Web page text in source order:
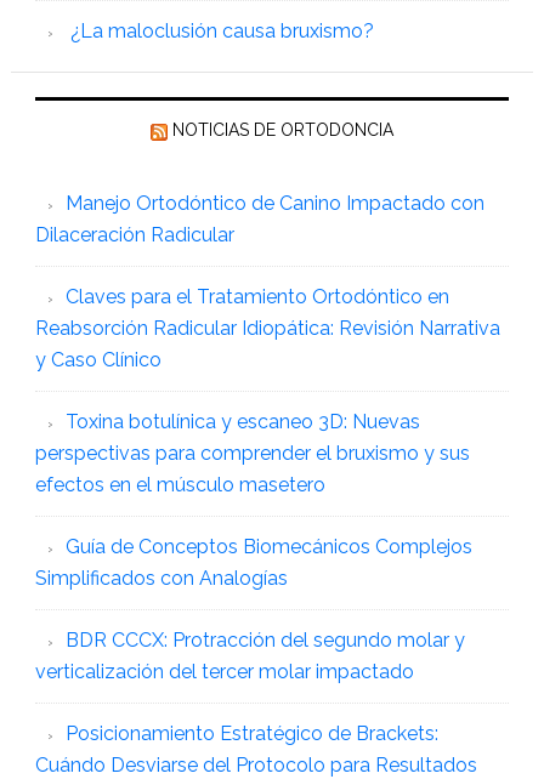
¿La maloclusión causa bruxismo?
NOTICIAS DE ORTODONCIA
Manejo Ortodóntico de Canino Impactado con
Dilaceración Radicular
Claves para el Tratamiento Ortodóntico en
Reabsorción Radicular Idiopática: Revisión Narrativa
y Caso Clínico
Toxina botulínica y escaneo 3D: Nuevas
perspectivas para comprender el bruxismo y sus
efectos en el músculo masetero
Guía de Conceptos Biomecánicos Complejos
Simplificados con Analogías
BDR CCCX: Protracción del segundo molar y
verticalización del tercer molar impactado
Posicionamiento Estratégico de Brackets:
Cuándo Desviarse del Protocolo para Resultados